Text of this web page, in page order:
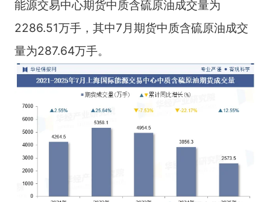
能源交易中心期货中质含硫原油成交量为
2286.51万手，其中7月期货中质含硫原油成交
量为287.64万手。